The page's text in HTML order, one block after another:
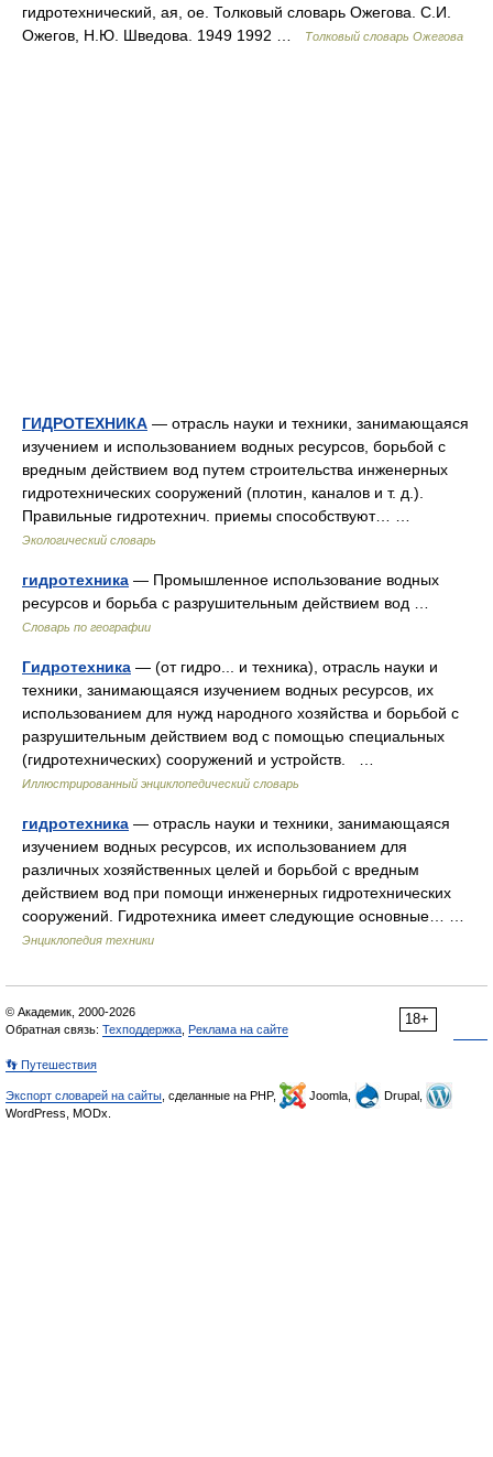
гидротехнический, ая, ое. Толковый словарь Ожегова. С.И.
Ожегов, Н.Ю. Шведова. 1949 1992 …
Толковый словарь Ожегова
ГИДРОТЕХНИКА — отрасль науки и техники, занимающаяся
изучением и использованием водных ресурсов, борьбой с
вредным действием вод путем строительства инженерных
гидротехнических сооружений (плотин, каналов и т. д.).
Правильные гидротехнич. приемы способствуют… …
Экологический словарь
гидротехника — Промышленное использование водных
ресурсов и борьба с разрушительным действием вод …
Словарь по географии
Гидротехника — (от гидро... и техника), отрасль науки и
техники, занимающаяся изучением водных ресурсов, их
использованием для нужд народного хозяйства и борьбой с
разрушительным действием вод с помощью специальных
(гидротехнических) сооружений и устройств. …
Иллюстрированный энциклопедический словарь
гидротехника — отрасль науки и техники, занимающаяся
изучением водных ресурсов, их использованием для
различных хозяйственных целей и борьбой с вредным
действием вод при помощи инженерных гидротехнических
сооружений. Гидротехника имеет следующие основные… …
Энциклопедия техники
18+
© Академик, 2000-2026
Обратная связь: Техподдержка Реклама на сайте
👣 Путешествия
Экспорт словарей на сайты , сделанные на PHP, Joomla,
Drupal,
WordPress, MODx.